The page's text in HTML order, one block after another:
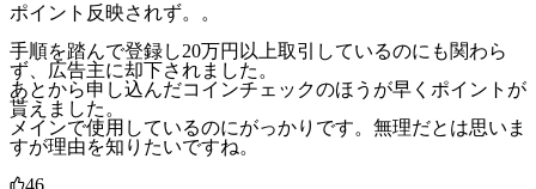
ポイント反映されず。。
手順を踏んで登録し20万円以上取引しているのにも関わら
ず、広告主に却下されました。
あとから申し込んだコインチェックのほうが早くポイントが
貰えました。
メインで使用しているのにがっかりです。無理だとは思いま
すが理由を知りたいですね。
46